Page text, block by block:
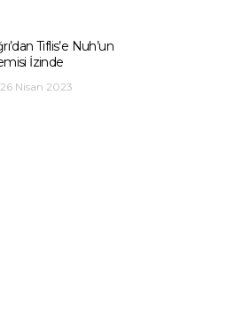
Tiflis’e Nuh’un
İzinde
26 Nisan 2023